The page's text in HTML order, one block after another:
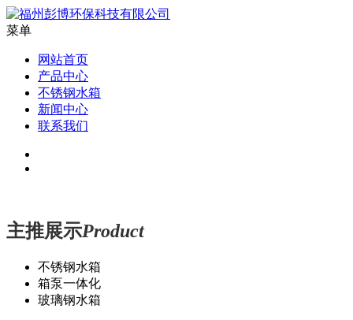
菜单
网站首页
产品中心
不锈钢水箱
新闻中心
联系我们
主推展示Product
不锈钢水箱
箱泵一体化
玻璃钢水箱